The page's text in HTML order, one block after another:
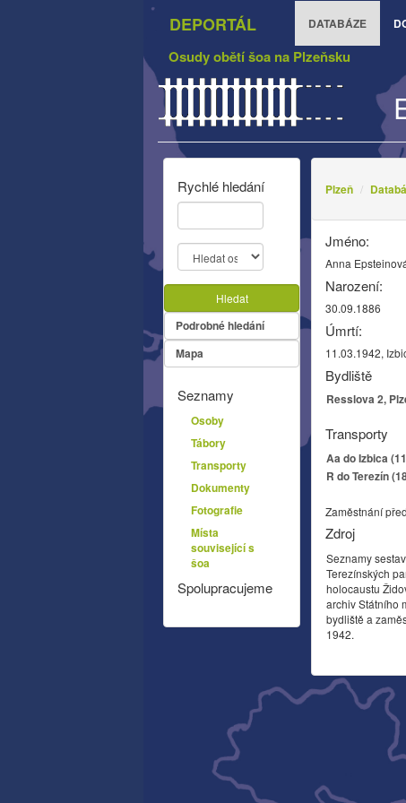
DEPORTÁL DATABÁZE
Osudy obětí šoa na Plzeňsku
Plzeň
Jméno:
Anna
Narození:
30.09.1886
Úmrtí:
11.03.1942,
Bydliště
Resslova 2,
Transporty
Aa do Izbica
R do Terezín
Zaměstnání
Zdroj
Seznamy
Terezínských
holocaustu
archiv Státního
bydliště a
1942.
Rychlé hledání
Hledat
Podrobné hledání
Mapa
Seznamy
Osoby
Tábory
Transporty
Dokumenty
Fotografie
Místa
související s
šoa
Spolupracujeme